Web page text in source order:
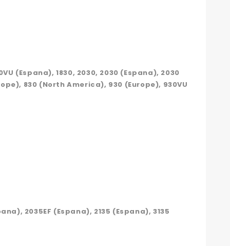
(Espana), 1830, 2030, 2030 (Espana), 2030
830 (North America), 930 (Europe), 930VU
2035EF (Espana), 2135 (Espana), 3135